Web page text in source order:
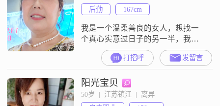
后勤
167cm
我是一个温柔善良的女人，想找一
个真心实意过日子的另一半，我的
身份证比实际年龄要大5岁，真实年
龄是68年的 打招呼 发留言
阳光宝贝
50岁  |  江苏镇江  |  离异